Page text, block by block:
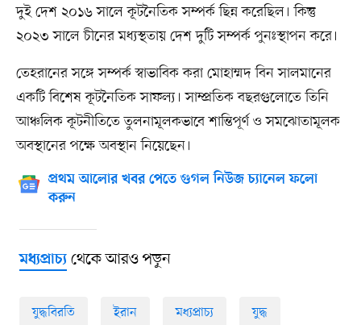
দুই দেশ ২০১৬ সালে কূটনৈতিক সম্পর্ক ছিন্ন করেছিল। কিন্তু
২০২৩ সালে চীনের মধ্যস্থতায় দেশ দুটি সম্পর্ক পুনঃস্থাপন করে।
তেহরানের সঙ্গে সম্পর্ক স্বাভাবিক করা মোহাম্মদ বিন সালমানের
একটি বিশেষ কূটনৈতিক সাফল্য। সাম্প্রতিক বছরগুলোতে তিনি
আঞ্চলিক কূটনীতিতে তুলনামূলকভাবে শান্তিপূর্ণ ও সমঝোতামূলক
অবস্থানের পক্ষে অবস্থান নিয়েছেন।
প্রথম আলোর খবর পেতে গুগল নিউজ চ্যানেল ফলো
করুন
মধ্যপ্রাচ্যথেকে আরও পড়ুন
যুদ্ধবিরতি ইরান মধ্যপ্রাচ্য যুদ্ধ